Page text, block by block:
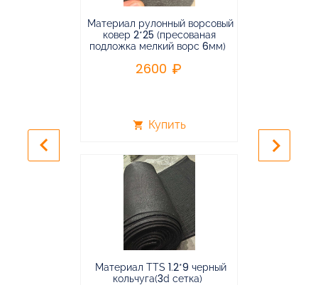
Материал рулонный ворсовый
ковер 2*25 (пресованая
подложка мелкий ворс 6мм)
2600
shopping_cart Купить
Материал TTS 1.2*9 черный
кольчуга(3d сетка)
keyboard_arrow_left keyboard_arrow_right